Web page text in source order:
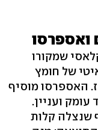
ואספרסו
שמקורו
של חומץ
האספרסו מוסיף
ועניין.
שנצלה קלות